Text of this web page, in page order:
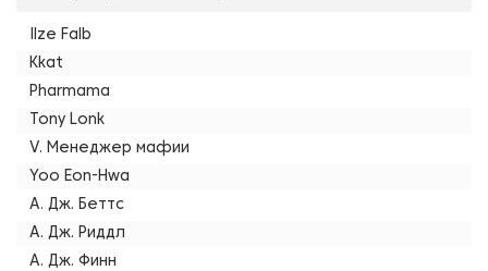
Ilze Falb
Kkat
Pharmama
Tony Lonk
V. Менеджер мафии
Yoo Eon-Hwa
А. Дж. Беттс
А. Дж. Риддл
А. Дж. Финн